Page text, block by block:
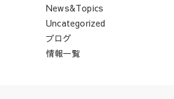
News&Topics
Uncategorized
ブログ
情報一覧